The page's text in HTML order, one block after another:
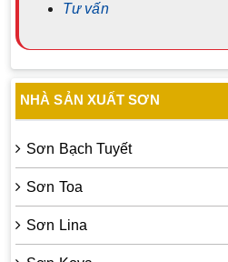
Tư vấn
NHÀ SẢN XUẤT SƠN
Sơn Bạch Tuyết
Sơn Toa
Sơn Lina